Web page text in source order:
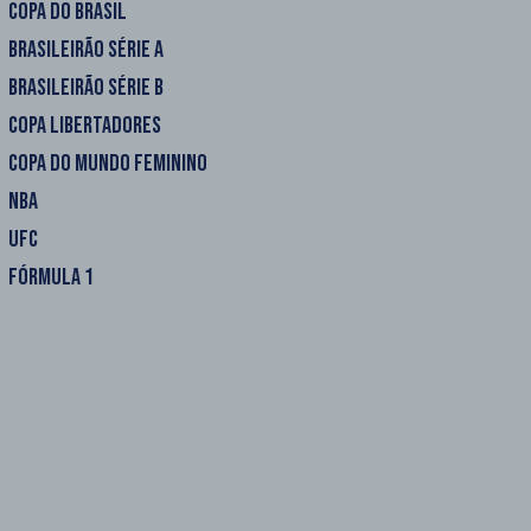
COPA DO BRASIL
BRASILEIRÃO SÉRIE A
BRASILEIRÃO SÉRIE B
COPA LIBERTADORES
COPA DO MUNDO FEMININO
NBA
UFC
FÓRMULA 1